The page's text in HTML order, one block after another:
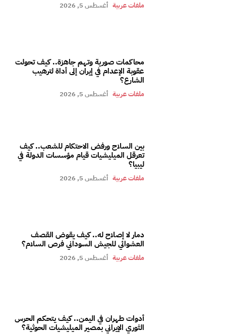
ملفات عربية أغسطس 5, 2026
محاكمات صورية وتهم جاهزة.. كيف تحولت
عقوبة الإعدام في إيران إلى أداة لترهيب
الشارع؟
ملفات عربية أغسطس 5, 2026
بين السلاح ورفض الاحتكام للشعب.. كيف
تعرقل الميليشيات قيام مؤسسات الدولة في
ليبيا؟
ملفات عربية أغسطس 5, 2026
دمار لا إصلاح له.. كيف يقوض القصف
العشوائي للجيش السوداني فرص السلام؟
ملفات عربية أغسطس 5, 2026
أدوات طهران في اليمن.. كيف يتحكم الحرس
الثوري الإيراني بمصير الميليشيات الحوثية؟